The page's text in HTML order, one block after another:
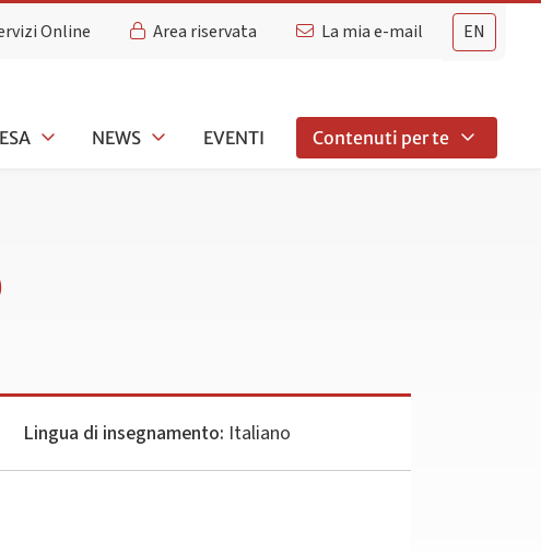
EN
Online Area riservata La mia e-mail
NEWS EVENTI Contenuti per te
Lingua di insegnamento: Italiano